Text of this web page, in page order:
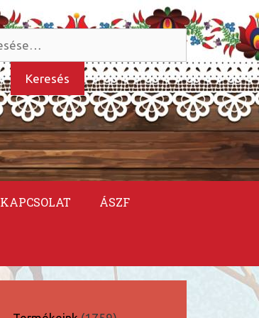
Keresés
KAPCSOLAT ÁSZF